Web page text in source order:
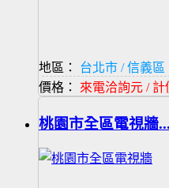
地區：
台北市 / 信義區
價格： 來電洽詢元 / 計
桃園市全區電視牆...